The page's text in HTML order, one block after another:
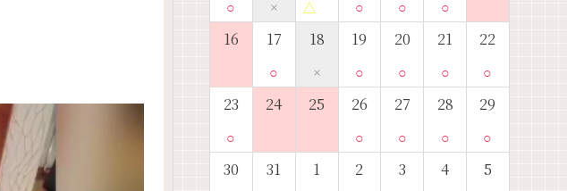
○ × △ ○ ○ ○
16 17
○
18
×
19
○
20
○
21
○
22
○
23
○
24 25 26
○
27
○
28
○
29
○
30 31 1 2 3 4 5